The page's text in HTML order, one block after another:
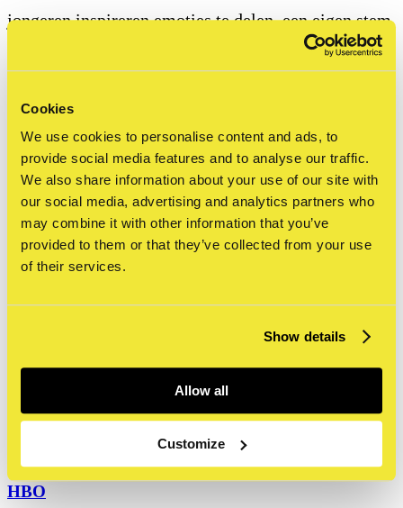
Cookies
We use cookies to personalise content and ads, to
provide social media features and to analyse our traffic.
We also share information about your use of our site with
our social media, advertising and analytics partners who
may combine it with other information that you’ve
provided to them or that they’ve collected from your use
of their services.
Show details
Allow all
Customize
jongeren inspireren emoties te delen, een eigen stem
Meer informatie en direct boeken
Klik op onderstaande links voor meer informatie en
de mogelijkheid om de activiteit te boeken.
MBO
HBO